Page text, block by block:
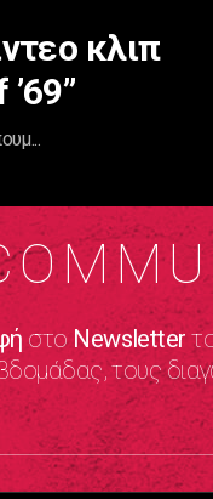
κλιπ
στο Newsletter
τους